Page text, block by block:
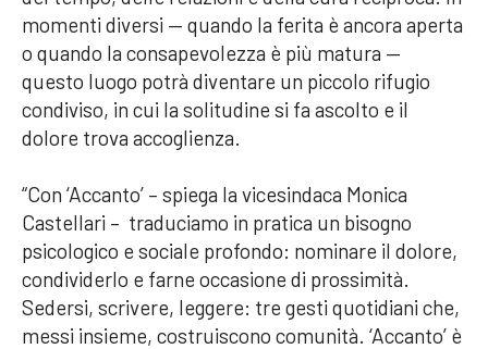
momenti diversi — quando la ferita è ancora aperta
o quando la consapevolezza è più matura —
questo luogo potrà diventare un piccolo rifugio
condiviso, in cui la solitudine si fa ascolto e il
dolore trova accoglienza.
“Con ‘Accanto’ – spiega la vicesindaca Monica
Castellari – traduciamo in pratica un bisogno
psicologico e sociale profondo: nominare il dolore,
condividerlo e farne occasione di prossimità.
Sedersi, scrivere, leggere: tre gesti quotidiani che,
messi insieme, costruiscono comunità. ‘Accanto’ è